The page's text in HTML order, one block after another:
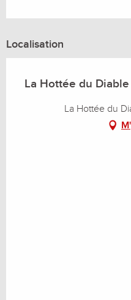
Localisation
La Hottée du Diable
La Hottée du